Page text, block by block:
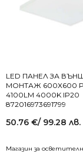
Магазин за
LED ПАНЕЛ ЗА
МОНТАЖ 600X600
4100LM 4000K IP20
872016973691799
50.76 €/ 99.28 лв.